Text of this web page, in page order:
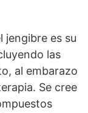
jengibre es su
las
al embarazo
Se cree